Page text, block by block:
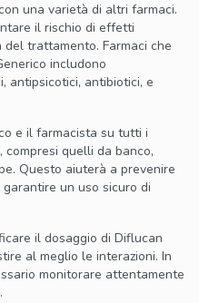
una varietà di altri farmaci.
il rischio di effetti
trattamento. Farmaci che
includono
antipsicotici, antibiotici, e
e il farmacista su tutti i
quelli da banco,
Questo aiuterà a prevenire
un uso sicuro di
il dosaggio di Diflucan
al meglio le interazioni. In
monitorare attentamente